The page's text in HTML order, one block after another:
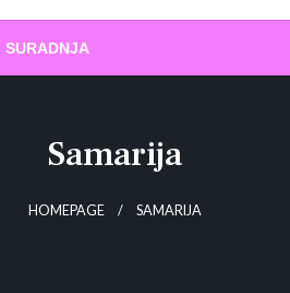
SURADNJA
Samarija
HOMEPAGE SAMARIJA